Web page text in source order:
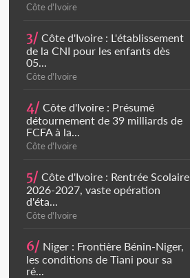
Côte d'Ivoire
3/ Côte d'Ivoire : L'établissement
de la CNI pour les enfants dès
05...
Côte d'Ivoire
4/ Côte d'Ivoire : Présumé
détournement de 39 milliards de
FCFA à la...
Côte d'Ivoire
5/ Côte d'Ivoire : Rentrée Scolaire
2026-2027, vaste opération
d'éta...
Côte d'Ivoire
6/ Niger : Frontière Bénin-Niger,
les conditions de Tiani pour sa
ré...